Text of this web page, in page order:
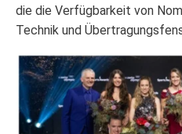
die die Verfügbarkeit von
Technik und